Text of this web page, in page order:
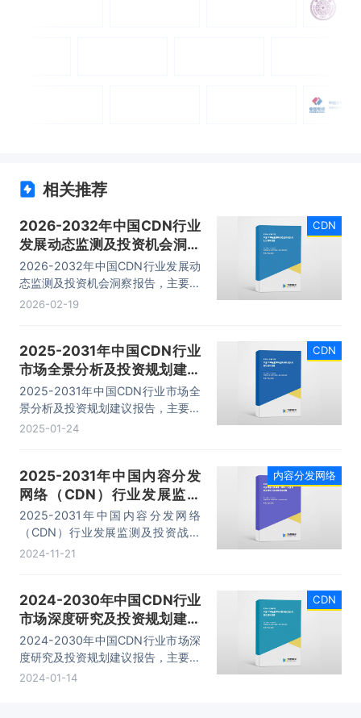
相关推荐
2026-2032年中国CDN行业
发展动态监测及投资机会洞察
报告
2026-2032年中国CDN行业发展动
态监测及投资机会洞察报告，主要包
括行业平台系统设计分析、应用领域
2026-02-19
CDN
2025-2031年中国CDN行业
市场全景分析及投资规划建议
报告
2025-2031年中国CDN行业市场全
景分析及投资规划建议报告，主要包
括行业平台系统设计分析、应用领域
2025-01-24
CDN
2025-2031年中国内容分发
网络（CDN）行业发展监测
及投资战略咨询报告
2025-2031年中国内容分发网络
（CDN）行业发展监测及投资战略
咨询报告，主要包括行业竞争格局分
2024-11-21
内容分发网络
2024-2030年中国CDN行业
市场深度研究及投资规划建议
报告
2024-2030年中国CDN行业市场深
度研究及投资规划建议报告，主要包
括行业平台系统设计分析、应用领域
2024-01-14
CDN